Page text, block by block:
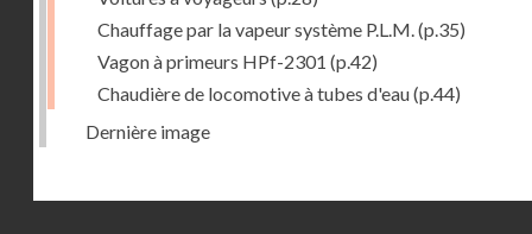
Chauffage par la vapeur système P.L.M. (p.35)
Vagon à primeurs HPf-2301 (p.42)
Chaudière de locomotive à tubes d'eau(p.44)
Dernière image